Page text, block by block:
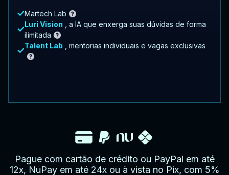
Martech Lab
Luri Vision
, a IA que enxerga suas dúvidas de forma
ilimitada
Talent Lab
, mentorias individuais e vagas exclusivas
Pague com cartão de crédito ou PayPal em até
12x, NuPay em até 24x ou à vista no Pix, com 5%